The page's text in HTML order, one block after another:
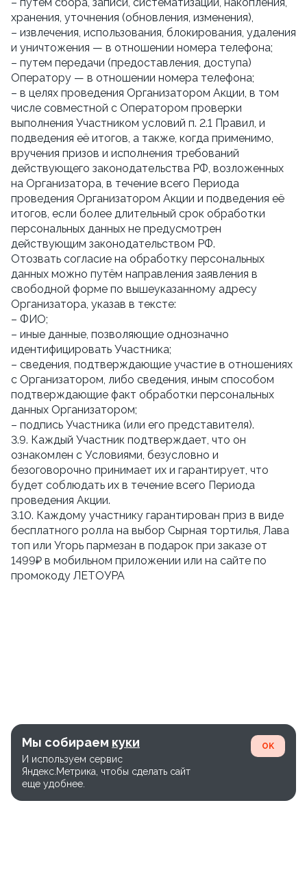
хранения, уточнения (обновления, изменения),
– извлечения, использования, блокирования, удаления
и уничтожения — в отношении номера телефона;
– путем передачи (предоставления, доступа)
Оператору — в отношении номера телефона;
– в целях проведения Организатором Акции, в том
числе совместной с Оператором проверки
выполнения Участником условий п. 2.1 Правил, и
подведения её итогов, а также, когда применимо,
вручения призов и исполнения требований
действующего законодательства РФ, возложенных
на Организатора, в течение всего Периода
проведения Организатором Акции и подведения её
итогов, если более длительный срок обработки
персональных данных не предусмотрен
действующим законодательством РФ.
Отозвать согласие на обработку персональных
данных можно путём направления заявления в
свободной форме по вышеуказанному адресу
Организатора, указав в тексте:
– ФИО;
– иные данные, позволяющие однозначно
идентифицировать Участника;
– сведения, подтверждающие участие в отношениях
с Организатором, либо сведения, иным способом
подтверждающие факт обработки персональных
данных Организатором;
– подпись Участника (или его представителя).
3.9. Каждый Участник подтверждает, что он
ознакомлен с Условиями, безусловно и
безоговорочно принимает их и гарантирует, что
будет соблюдать их в течение всего Периода
проведения Акции.
3.10. Каждому участнику гарантирован приз в виде
бесплатного ролла на выбор Сырная тортилья, Лава
топ или Угорь пармезан в подарок при заказе от
1499₽ в мобильном приложении или на сайте по
промокоду ЛЕТОУРА
Мы собираем куки
И используем сервис
Яндекс.Метрика, чтобы сделать сайт
еще удобнее.
OK